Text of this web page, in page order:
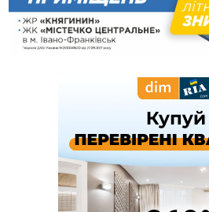
16:48 ВІДЕО Де безпечно купатися на
16:20
У Франківську дружина
організацію «КОД 7'Я», аби
У Коломиї на одній з вулиць
автоматичної фіксації швидкості
Війна забрала життя трьох воїнів
На Закарпатті викрили
виключення
«Багато питань буде знято». На
Яремче обговорили, як вирішити
Карпатах